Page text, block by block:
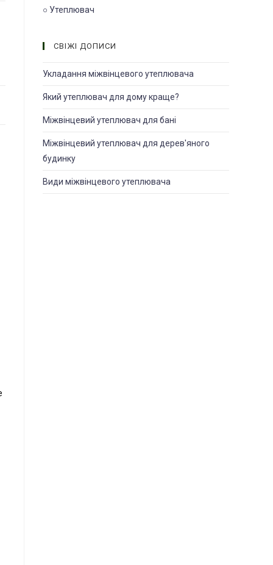
○ Утеплювач
СВІЖІ ДОПИСИ
Укладання міжвінцевого утеплювача
Який утеплювач для дому краще?
Міжвінцевий утеплювач для банi
Міжвінцевий утеплювач для дерев'яного
будинку
Види міжвінцевого утеплювача